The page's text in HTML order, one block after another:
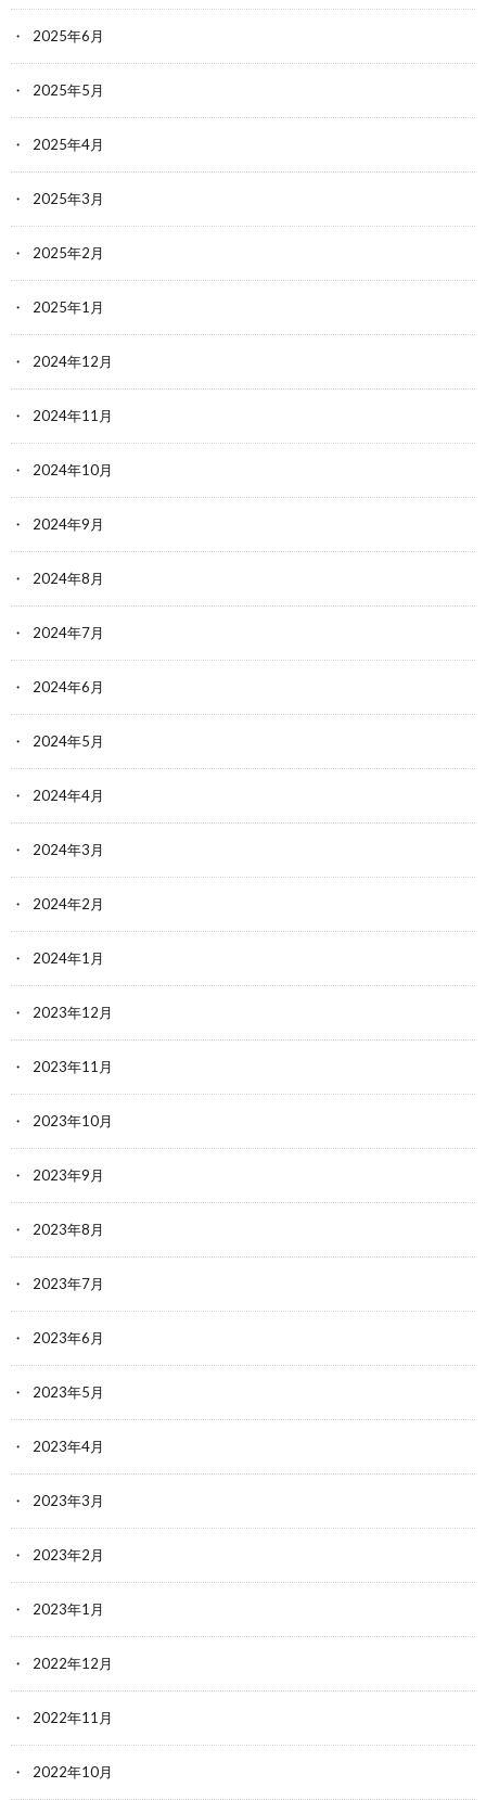
2025年6月
2025年5月
2025年4月
2025年3月
2025年2月
2025年1月
2024年12月
2024年11月
2024年10月
2024年9月
2024年8月
2024年7月
2024年6月
2024年5月
2024年4月
2024年3月
2024年2月
2024年1月
2023年12月
2023年11月
2023年10月
2023年9月
2023年8月
2023年7月
2023年6月
2023年5月
2023年4月
2023年3月
2023年2月
2023年1月
2022年12月
2022年11月
2022年10月